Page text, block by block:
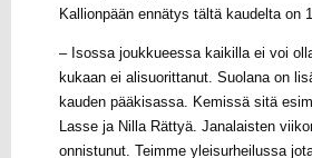
Kallionpään ennätys tältä kaudelta on
– Isossa joukkueessa kaikilla ei voi
kukaan ei alisuorittanut. Suolana on
kauden pääkisassa. Kemissä sitä
Lasse ja Nilla Rättyä. Janalaisten
onnistunut. Teimme yleisurheilussa